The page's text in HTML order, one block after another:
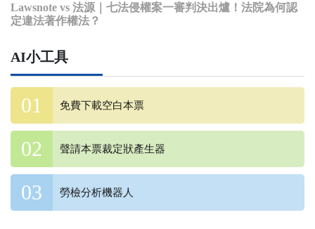
Lawsnote vs 法源｜七法侵權案一審判決出爐！法院為何認
定違法著作權法？
AI小工具
免費下載空白本票
聲請本票裁定狀產生器
勞檢分析機器人